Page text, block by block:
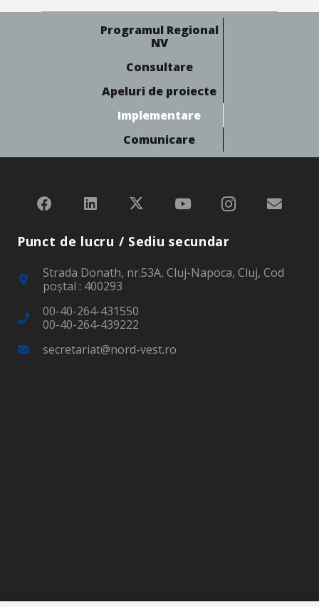
Programul Regional
NV
Consultare
Apeluri de proiecte
Implementare
Comunicare
Punct de lucru / Sediu secundar
Strada Donath, nr.53A, Cluj-Napoca, Cluj, Cod
poştal : 400293
00-40-264-431550
00-40-264-439222
secretariat@nord-vest.ro